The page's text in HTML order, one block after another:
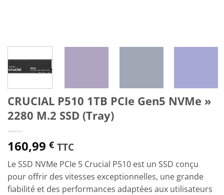
CRUCIAL P510 1TB PCIe Gen5 NVMe »
2280 M.2 SSD (Tray)
160,99 € TTC
Le SSD NVMe PCIe 5 Crucial P510 est un SSD conçu
pour offrir des vitesses exceptionnelles, une grande
fiabilité et des performances adaptées aux utilisateurs